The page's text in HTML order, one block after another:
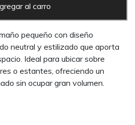
al carro
pequeño con diseño
neutral y estilizado que aporta
Ideal para ubicar sobre
o estantes, ofreciendo un
sin ocupar gran volumen.